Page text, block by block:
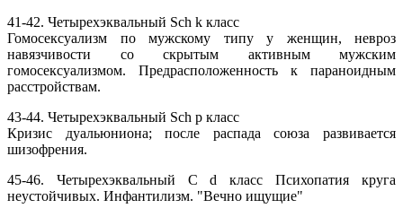
41-42. Четырехэквальный Sch k класс
Гомосексуализм по мужскому типу у женщин, невроз
навязчивости со скрытым активным мужским
гомосексуализмом. Предрасположенность к параноидным
расстройствам.
43-44. Четырехэквальный Sch p класс
Кризис дуальюниона; после распада союза развивается
шизофрения.
45-46. Четырехэквальный С d класс Психопатия круга
неустойчивых. Инфантилизм. "Вечно ищущие"